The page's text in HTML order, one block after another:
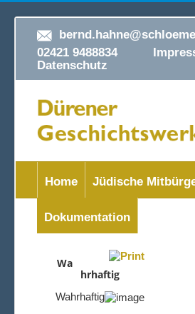
02421 9488834
Datenschutz
Home Jüdische
Dokumentation
Wa
hrhaftig
Wahrhaftig